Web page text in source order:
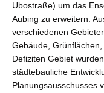
Ubostraße) um das
Aubing zu erweitern.
verschiedenen
Gebäude,
Defiziten Gebiet
städtebauliche
Planungsausschusses